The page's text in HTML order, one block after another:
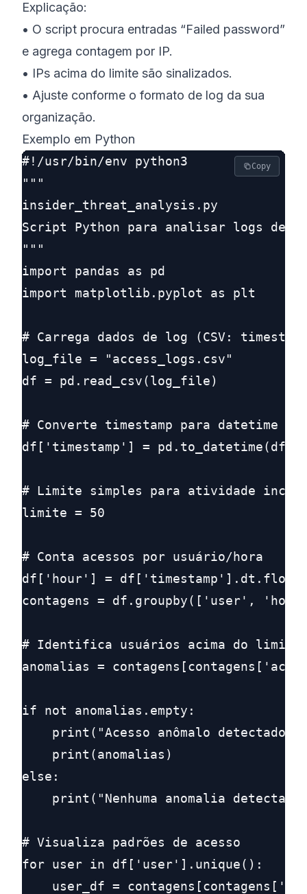
Explicação:
• O script procura entradas “Failed password”
e agrega contagem por IP.
• IPs acima do limite são sinalizados.
• Ajuste conforme o formato de log da sua
organização.
Exemplo em Python
#!/usr/bin/env python3
"""
insider_threat_analysis.py
Script Python para analisar logs de
"""
import pandas as pd
import matplotlib.pyplot as plt
# Carrega dados de log (CSV:
log_file = "access_logs.csv"
df = pd.read_csv(log_file)
# Converte timestamp para datetime
df['timestamp'] =
# Limite simples para atividade
limite = 50
# Conta acessos por usuário/hora
df['hour'] =
contagens = df.groupby(['user',
# Identifica usuários acima do limite
anomalias =
if not anomalias.empty:
print("Acesso anômalo
    print(anomalias)
else:
print("Nenhuma anomalia
# Visualiza padrões de acesso
for user in df['user'].unique():
user_df =
Copy